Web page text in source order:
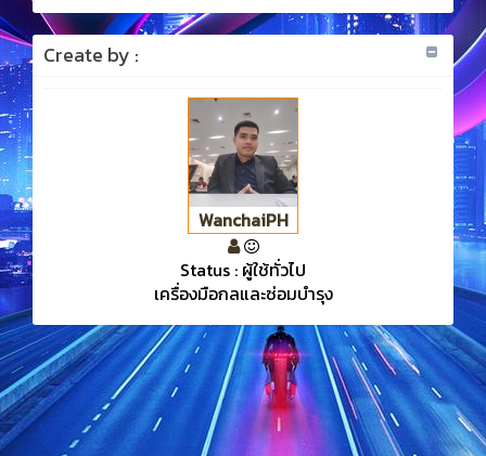
Create by :
WanchaiPH
Status : ผู้ใช้ทั่วไป
เครื่องมือกลและซ่อมบำรุง